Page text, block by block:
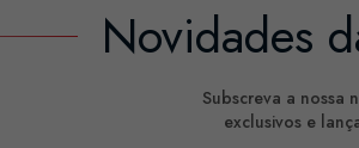
Novidades
Subscreva a nossa
exclusivos e